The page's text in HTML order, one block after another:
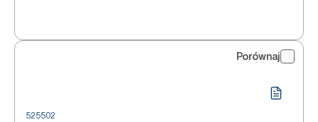
Porównaj
525502